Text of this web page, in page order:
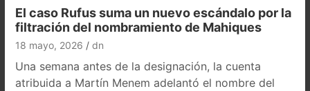
El caso Rufus suma un nuevo escándalo por la
filtración del nombramiento de Mahiques
18 mayo, 2026 dn
Una semana antes de la designación, la cuenta
atribuida a Martín Menem adelantó el nombre del